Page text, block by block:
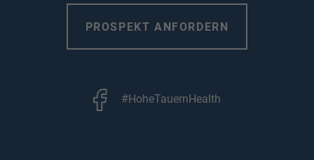
PROSPEKT ANFORDERN
#HoheTauernHealth